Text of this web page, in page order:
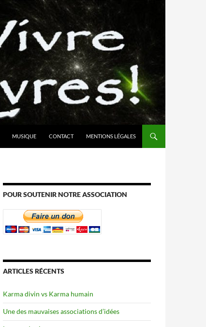
MUSIQUE CONTACT MENTIONS LÉGALES
POUR SOUTENIR NOTRE ASSOCIATION
ARTICLES RÉCENTS
Karma divin vs Karma humain
Une des mauvaises associations d’idées